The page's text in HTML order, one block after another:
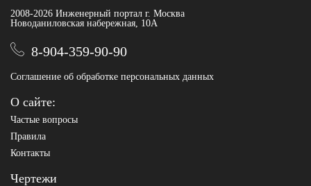
2008-2026 Инженерный портал г. Москва
Новоданиловская набережная, 10А
8-904-359-90-90
Соглашение об обработке персональных данных
О сайте:
Частые вопросы
Правила
Контакты
Чертежи